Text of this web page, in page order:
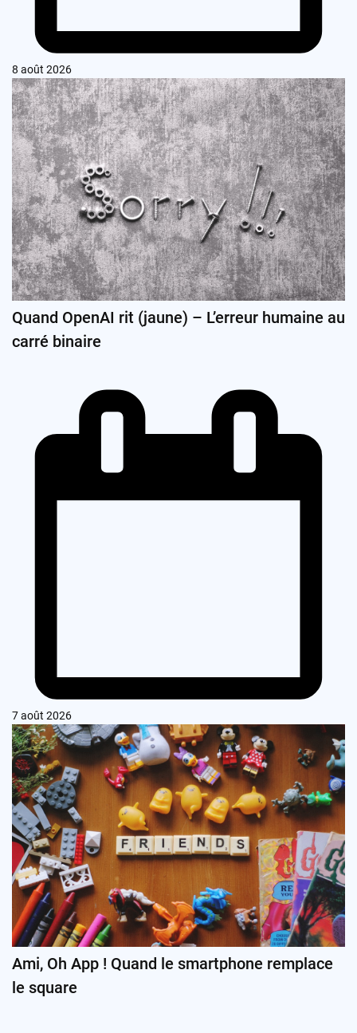
8 août 2026
Quand OpenAI rit (jaune) – L’erreur humaine au
carré binaire
7 août 2026
Ami, Oh App ! Quand le smartphone remplace
le square